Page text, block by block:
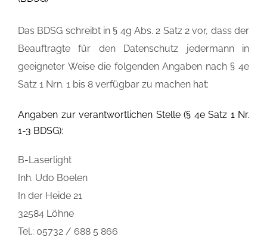
Das BDSG schreibt in § 4g Abs. 2 Satz 2 vor, dass der
Beauftragte für den Datenschutz jedermann in
geeigneter Weise die folgenden Angaben nach § 4e
Satz 1 Nrn. 1 bis 8 verfügbar zu machen hat:
Angaben zur verantwortlichen Stelle (§ 4e Satz 1 Nr.
1-3 BDSG):
B-Laserlight
Inh. Udo Boelen
In der Heide 21
32584 Löhne
Tel.: 05732 / 688 5 866